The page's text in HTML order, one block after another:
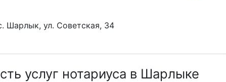
Шарлык, ул. Советская, 34
услуг нотариуса в Шарлыке